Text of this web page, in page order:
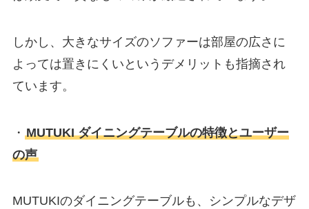
しかし、大きなサイズのソファーは部屋の広さに
よっては置きにくいというデメリットも指摘され
ています。
・ MUTUKI ダイニングテーブルの特徴とユーザー
の声
MUTUKIのダイニングテーブルも、シンプルなデザ